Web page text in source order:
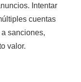
Intentar
cuentas
sanciones,
valor.